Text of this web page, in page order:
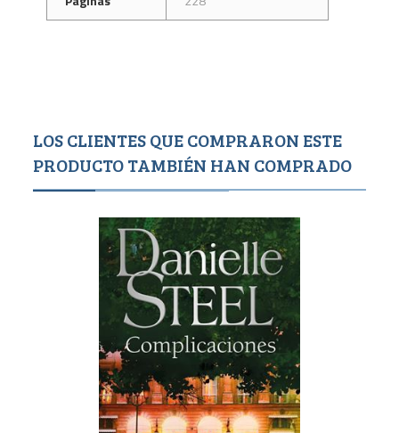
LOS CLIENTES QUE COMPRARON ESTE
PRODUCTO TAMBIÉN HAN COMPRADO